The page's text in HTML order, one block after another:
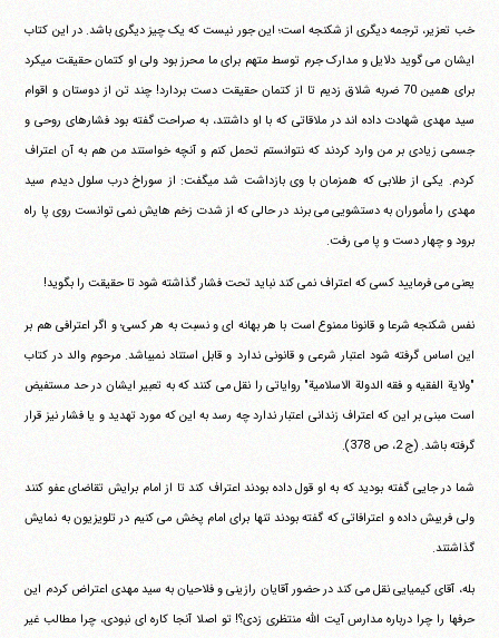
خب تعزیر، ترجمه دیگری از شکنجه است؛ این جور نیست که یک چیز دیگری باشد. در این کتاب
ایشان می گوید دلایل و مدارک جرم توسط متهم برای ما محرز بود ولی او کتمان حقیقت میکرد
برای همین 70 ضربه شلاق زدیم تا از کتمان حقیقت دست بردارد! چند تن از دوستان و اقوام
سید مهدی شهادت داده اند در ملاقاتی که با او داشتند، به صراحت گفته بود فشارهای روحی و
جسمی زیادی بر من وارد کردند که نتوانستم تحمل کنم و آنچه خواستند من هم به آن اعتراف
کردم. یکی از طلابی که همزمان با وی بازداشت شد میگفت: از سوراخ درب سلول دیدم سید
مهدی را مأموران به دستشویی می برند در حالی که از شدت زخم هایش نمی توانست روی پا راه
برود و چهار دست و پا می رفت.
یعنی می فرمایید کسی که اعتراف نمی کند نباید تحت فشار گذاشته شود تا حقیقت را بگوید!
نفس شکنجه شرعا و قانونا ممنوع است با هر بهانه ای و نسبت به هر کسی؛ و اگر اعترافی هم بر
این اساس گرفته شود اعتبار شرعی و قانونی ندارد و قابل استناد نمیباشد. مرحوم والد در کتاب
"ولایة الفقیه و فقه الدولة الاسلامیة" روایاتی را نقل می کنند که به تعبیر ایشان در حد مستفیض
است مبنی بر این که اعتراف زندانی اعتبار ندارد چه رسد به این که مورد تهدید و یا فشار نیز قرار
گرفته باشد. (ج 2، ص 378).
شما در جایی گفته بودید که به او قول داده بودند اعتراف کند تا از امام برایش تقاضای عفو کنند
ولی فریبش داده و اعترافاتی که گفته بودند تنها برای امام پخش می کنیم در تلویزیون به نمایش
گذاشتند.
بله، آقای کیمیایی نقل می کند در حضور آقایان رازینی و فلاحیان به سید مهدی اعتراض کردم این
حرفها را چرا درباره مدارس آیت الله منتظری زدی؟! تو اصلا آنجا کاره ای نبودی، چرا مطالب غیر